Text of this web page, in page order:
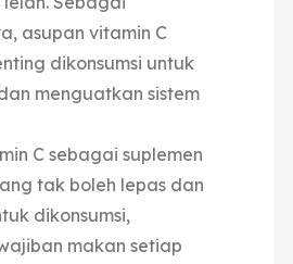
asupan vitamin C
dikonsumsi untuk
menguatkan sistem
C sebagai suplemen
tak boleh lepas dan
dikonsumsi,
makan setiap